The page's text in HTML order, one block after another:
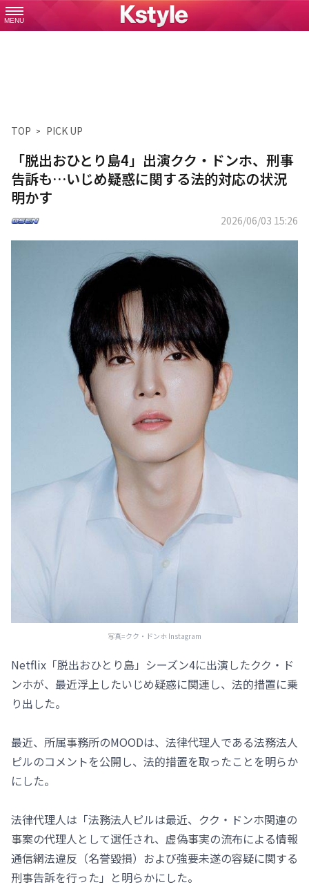
MENU
TOP PICK UP
「脱出おひとり島4」出演クク・ドンホ、刑事
告訴も…いじめ疑惑に関する法的対応の状況
明かす
2026/06/03 15:26
写真=クク・ドンホ Instagram
Netflix「脱出おひとり島」シーズン4に出演したクク・ド
ンホが、最近浮上したいじめ疑惑に関連し、法的措置に乗
り出した。
最近、所属事務所のMOODは、法律代理人である法務法人
ピルのコメントを公開し、法的措置を取ったことを明らか
にした。
法律代理人は「法務法人ピルは最近、クク・ドンホ関連の
事案の代理人として選任され、虚偽事実の流布による情報
通信網法違反（名誉毀損）および強要未遂の容疑に関する
刑事告訴を行った」と明らかにした。